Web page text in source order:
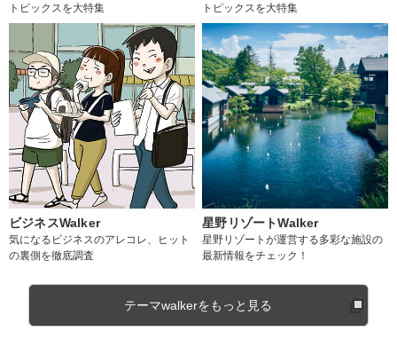
トピックスを大特集
トピックスを大特集
ビジネスWalker
気になるビジネスのアレコレ、ヒット
の裏側を徹底調査
星野リゾートWalker
星野リゾートが運営する多彩な施設の
最新情報をチェック！
テーマwalkerをもっと見る